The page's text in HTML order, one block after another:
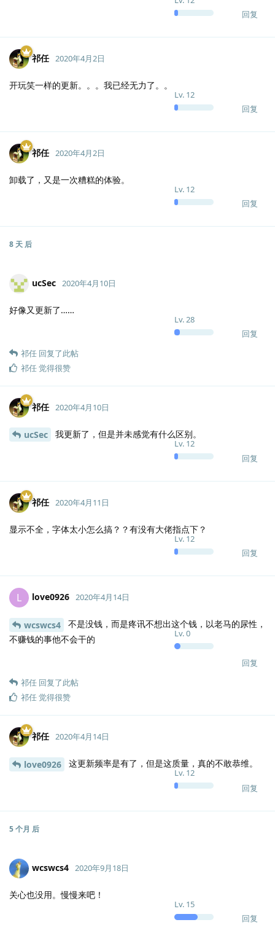
回复
祁任
Lv. 12
2020年4月2日
开玩笑一样的更新。。。我已经无力了。。
回复
祁任
Lv. 12
2020年4月2日
卸载了，又是一次糟糕的体验。
回复
8 天 后
ucSec
Lv.28
2020年4月10日
好像又更新了……
回复
祁任 回复了此帖
祁任觉得很赞
祁任
Lv. 12
2020年4月10日
ucSec 我更新了，但是并未感觉有什么区别。
回复
祁任
Lv. 12
2020年4月11日
显示不全，字体太小怎么搞？？有没有大佬指点下？
回复
L love0926
Lv.0
2020年4月14日
wcswcs4
不是没钱，而是疼讯不想出这个钱，以老马的尿性，
不赚钱的事他不会干的
回复
祁任 回复了此帖
祁任觉得很赞
祁任
Lv. 12
2020年4月14日
love0926 这更新频率是有了，但是这质量，真的不敢恭维。
回复
5 个月 后
wcswcs4
Lv. 15
2020年9月18日
关心也没用。慢慢来吧！
回复